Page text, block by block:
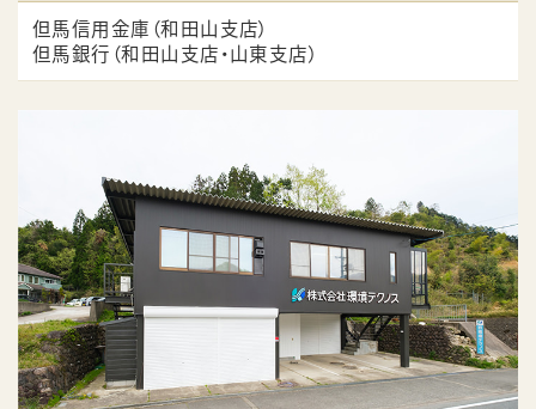
但馬信用金庫（和田山支店）
但馬銀行（和田山支店・山東支店）